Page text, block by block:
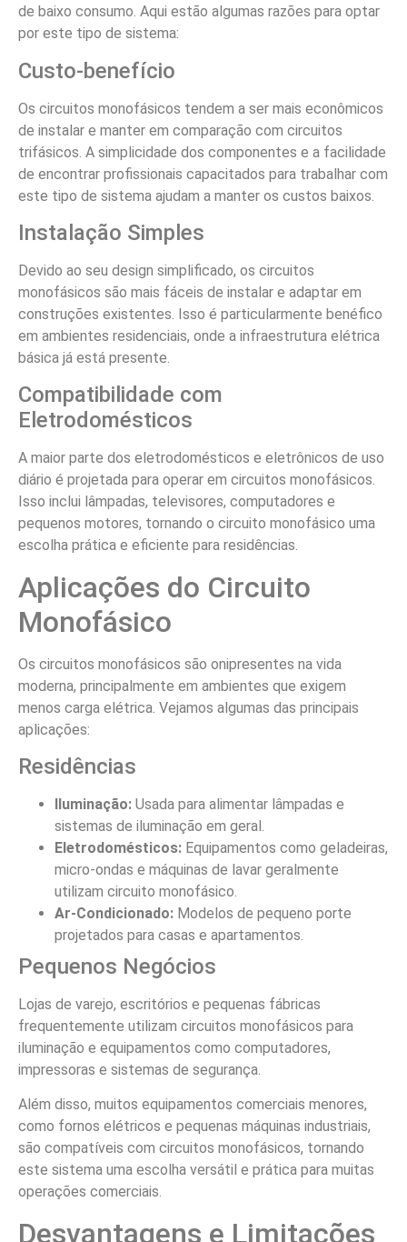
de baixo consumo. Aqui estão algumas razões para optar
por este tipo de sistema:
Custo-benefício
Os circuitos monofásicos tendem a ser mais econômicos
de instalar e manter em comparação com circuitos
trifásicos. A simplicidade dos componentes e a facilidade
de encontrar profissionais capacitados para trabalhar com
este tipo de sistema ajudam a manter os custos baixos.
Instalação Simples
Devido ao seu design simplificado, os circuitos
monofásicos são mais fáceis de instalar e adaptar em
construções existentes. Isso é particularmente benéfico
em ambientes residenciais, onde a infraestrutura elétrica
básica já está presente.
Compatibilidade com
Eletrodomésticos
A maior parte dos eletrodomésticos e eletrônicos de uso
diário é projetada para operar em circuitos monofásicos.
Isso inclui lâmpadas, televisores, computadores e
pequenos motores, tornando o circuito monofásico uma
escolha prática e eficiente para residências.
Aplicações do Circuito
Monofásico
Os circuitos monofásicos são onipresentes na vida
moderna, principalmente em ambientes que exigem
menos carga elétrica. Vejamos algumas das principais
aplicações:
Residências
Iluminação: Usada para alimentar lâmpadas e
sistemas de iluminação em geral.
Eletrodomésticos: Equipamentos como geladeiras,
micro-ondas e máquinas de lavar geralmente
utilizam circuito monofásico.
Ar-Condicionado: Modelos de pequeno porte
projetados para casas e apartamentos.
Pequenos Negócios
Lojas de varejo, escritórios e pequenas fábricas
frequentemente utilizam circuitos monofásicos para
iluminação e equipamentos como computadores,
impressoras e sistemas de segurança.
Além disso, muitos equipamentos comerciais menores,
como fornos elétricos e pequenas máquinas industriais,
são compatíveis com circuitos monofásicos, tornando
este sistema uma escolha versátil e prática para muitas
operações comerciais.
Desvantagens e Limitações